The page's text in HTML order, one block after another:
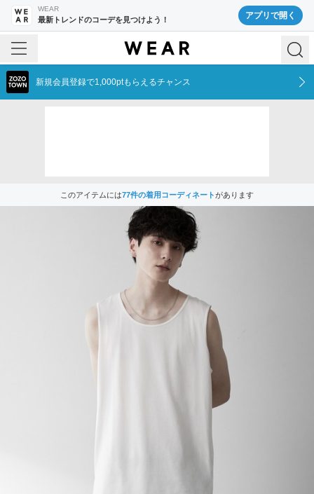
WEAR
最新トレンドのコーデを見つけよう！ アプリで開く
新規会員登録で1,000ptもらえるチャンス
このアイテムには77件の着用コーディネートがあります